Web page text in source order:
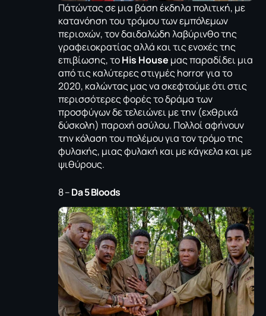
Πάτώντας σε μια βάση έκδηλα πολιτική, με
κατανόηση του τρόμου των εμπόλεμων
περιοχών, τον δαιδαλώδη λαβύρινθο της
γραφειοκρατίας αλλά και τις ενοχές της
επιβίωσης, τοHis House μας παραδίδει μια
από τις καλύτερες στιγμές horror για το
2020, καλώντας μας να σκεφτούμε ότι στις
περισσότερες φορές το δράμα των
προσφύγων δε τελειώνει με την (εχθρικά
δύσκολη) παροχή ασύλου. Πολλοί αφήνουν
την κόλαση του πολέμου για τον τρόμο της
φυλακής, μιας φυλακή και με κάγκελα και με
ψιθύρους.
8 –Da 5 Bloods